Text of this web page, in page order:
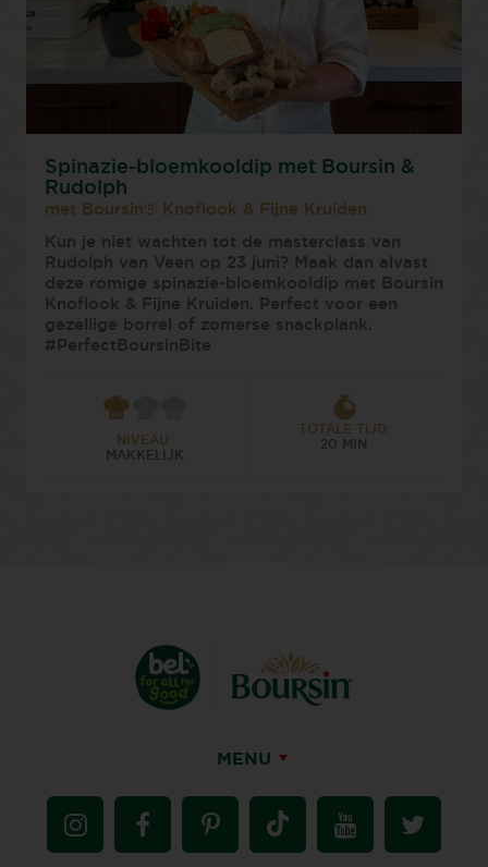
Spinazie-bloemkooldip met Boursin &
Rudolph
met Boursin® Knoflook & Fijne Kruiden
Kun je niet wachten tot de masterclass van
Rudolph van Veen op 23 juni? Maak dan alvast
deze romige spinazie-bloemkooldip met Boursin
Knoflook & Fijne Kruiden. Perfect voor een
gezellige borrel of zomerse snackplank.
#PerfectBoursinBite
NIVEAU:
MAKKELIJK
TOTALE TIJD:
20 MIN
MENU